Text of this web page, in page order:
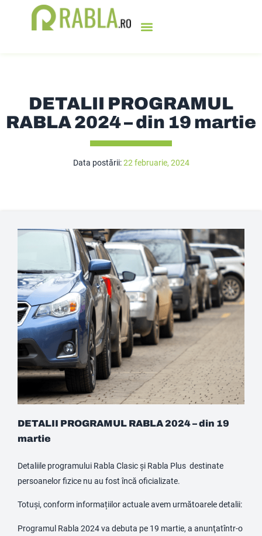
DETALII PROGRAMUL
RABLA 2024 – din 19 martie
Data postării:22 februarie, 2024
DETALII PROGRAMUL RABLA 2024 – din 19
martie
Detaliile programului Rabla Clasic și Rabla Plus destinate
persoanelor fizice nu au fost încă oficializate.
Totuși, conform informațiilor actuale avem următoarele detalii:
Programul Rabla 2024 va debuta pe 19 martie, a anunţatîntr-o